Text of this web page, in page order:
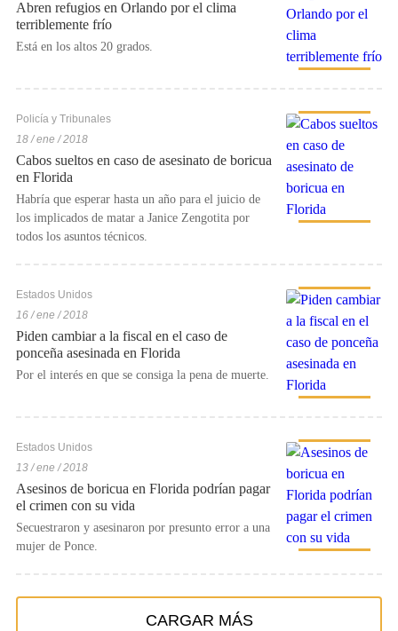
Abren refugios en Orlando por el clima
terriblemente frío
Está en los altos 20 grados.
Policía y Tribunales
18 / ene / 2018
Cabos sueltos en caso de asesinato de boricua
en Florida
Habría que esperar hasta un año para el juicio de
los implicados de matar a Janice Zengotita por
todos los asuntos técnicos.
Estados Unidos
16 / ene / 2018
Piden cambiar a la fiscal en el caso de
ponceña asesinada en Florida
Por el interés en que se consiga la pena de muerte.
Estados Unidos
13 / ene / 2018
Asesinos de boricua en Florida podrían pagar
el crimen con su vida
Secuestraron y asesinaron por presunto error a una
mujer de Ponce.
CARGAR MÁS